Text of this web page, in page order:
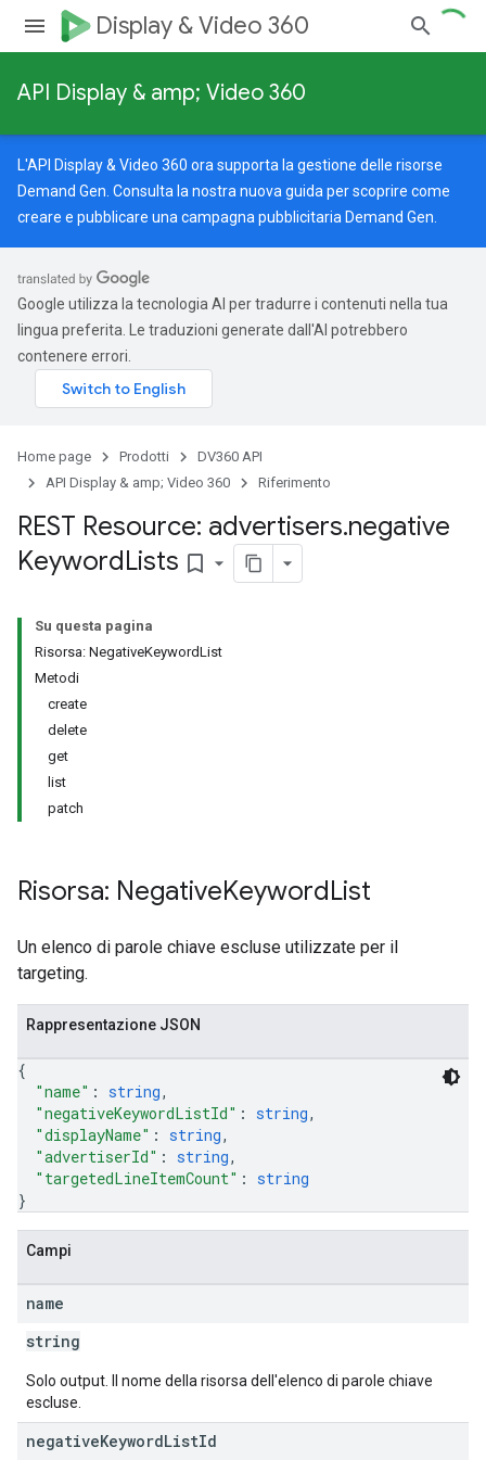
Display & Video 360
API Display & amp; Video 360
L'API Display & Video 360 ora supporta la gestione delle risorse
Demand Gen. Consulta la nostra nuova guida per scoprire come
creare e pubblicare una campagna pubblicitaria Demand Gen.
Google utilizza la tecnologia AI per tradurre i contenuti nella tua
lingua preferita. Le traduzioni generate dall'AI potrebbero
contenere errori.
Home page Prodotti
DV360 API
API Display & amp; Video 360
Riferimento
REST Resource: advertisers.negative
KeywordLists bookmark_border
Su questa pagina
Risorsa: NegativeKeywordList
Metodi
create
delete
get
list
patch
Risorsa: NegativeKeywordList
Un elenco di parole chiave escluse utilizzate per il
targeting.
Rappresentazione JSON
{
"name" : string,
"negativeKeywordListId" : string,
"displayName" : string,
"advertiserId" : string,
"targetedLineItemCount" : string
}
Campi
name
string
Solo output. Il nome della risorsa dell'elenco di parole chiave
escluse.
negativeKeywordListId